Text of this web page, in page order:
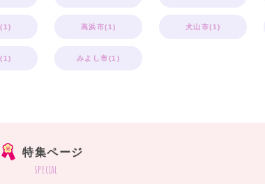
高浜市(1) 犬山市(1)
みよし市(1)
特集ページ
special